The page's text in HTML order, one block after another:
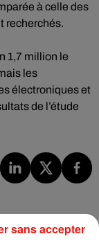
à celle des
recherchés.
1,7 million le
les
électroniques et
de l’étude
sans accepter